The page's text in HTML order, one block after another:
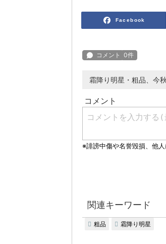
Facebook
霜降り明星・粗品、今
関連キーワード
粗品 霜降り明星